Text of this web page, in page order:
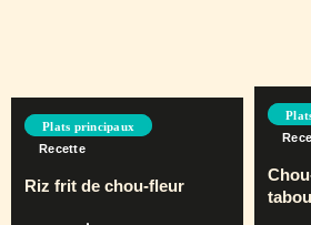
Plats principaux
Recette
Riz frit de chou-fleur